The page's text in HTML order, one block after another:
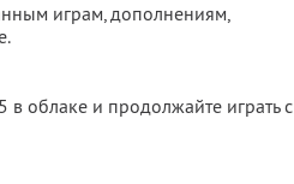
играм, дополнениям,
облаке и продолжайте играть с